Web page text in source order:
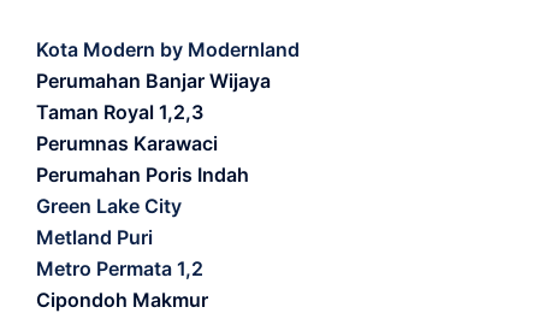
Kota Modern by Modernland
Perumahan Banjar Wijaya
Taman Royal 1,2,3
Perumnas Karawaci
Perumahan Poris Indah
Green Lake City
Metland Puri
Metro Permata 1,2
Cipondoh Makmur